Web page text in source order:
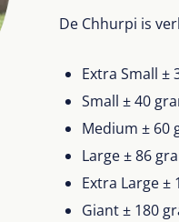
De Chhurpi is
Extra Small ±
Small ± 40
Medium ± 60
Large ± 86
Extra Large ±
Giant ± 180